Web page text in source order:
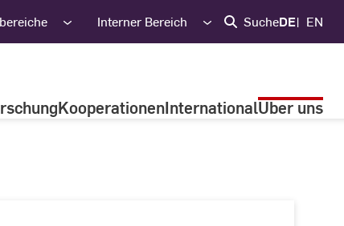
Interner Bereich SucheDE EN
KooperationenInternationalÜber uns